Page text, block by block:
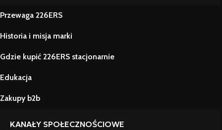
Przewaga 226ERS
Historia i misja marki
Gdzie kupić 226ERS stacjonarnie
Edukacja
Zakupy b2b
KANAŁY SPOŁECZNOŚCIOWE